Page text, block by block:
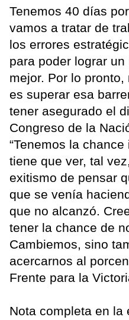
Tenemos 40 días
vamos a tratar de
los errores
para poder lograr
mejor. Por lo
es superar esa
tener asegurado el
Congreso de la
“Tenemos la
tiene que ver, tal
exitismo de pensar
que se venía
que no alcanzó.
tener la chance de
Cambiemos, sino
acercarnos al
Frente para la
Nota completa en la